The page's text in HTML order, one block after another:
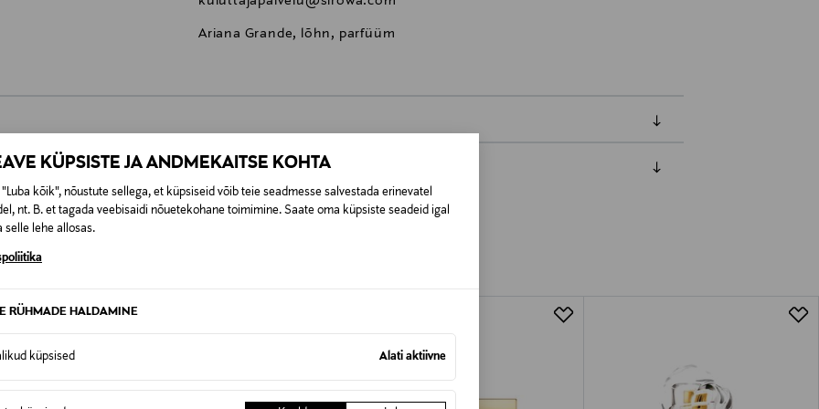
KÜPSISTE JA ANDMEKAITSE KOHTA
"Luba kõik", nõustute sellega, et küpsiseid võib teie seadmesse salvestada erinevatel
nt. B. et tagada veebisaidi nõuetekohane toimimine. Saate oma küpsiste seadeid igal
selle lehe allosas.
RÜHMADE HALDAMINE
küpsised Alati aktiivne
Ariana Grande, lõhn, parfüüm
0,00 €
0,00 € – 4,90 €
lepingust taganeda 30 päeva jooksul alates kauba kättesaamisest. Suletud pakendis toodete puhul
Tagastatavad suletud pakendis kosmeetika- ja loodustooted peavad olema avamata originaalpakendis.
KA